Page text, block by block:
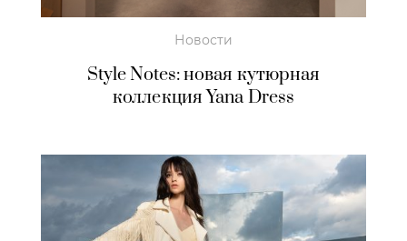
Новости
Style Notes: новая кутюрная
коллекция Yana Dress